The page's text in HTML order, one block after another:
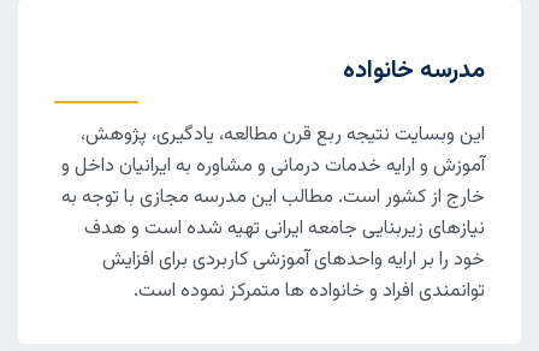
مدرسه خانواده
این وبسایت نتیجه ربع قرن مطالعه، یادگیری، پژوهش،
آموزش و ارایه خدمات درمانی و مشاوره به ایرانیان داخل و
خارج از کشور است. مطالب این مدرسه مجازی با توجه به
نیازهای زیربنایی جامعه ایرانی تهیه شده است و هدف
خود را بر ارایه واحدهای آموزشی کاربردی برای افزایش
توانمندی افراد و خانواده ها متمرکز نموده است.